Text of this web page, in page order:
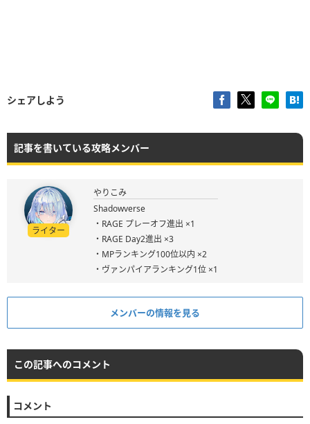
シェアしよう
記事を書いている攻略メンバー
ライター
やりこみ
Shadowverse
・RAGE プレーオフ進出 ×1
・RAGE Day2進出 ×3
・MPランキング100位以内 ×2
・ヴァンパイアランキング1位 ×1
メンバーの情報を見る
この記事へのコメント
コメント